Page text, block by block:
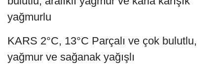
yağmurlu
KARS 2°C, 13°C Parçalı ve çok bulutlu,
yağmur ve sağanak yağışlı